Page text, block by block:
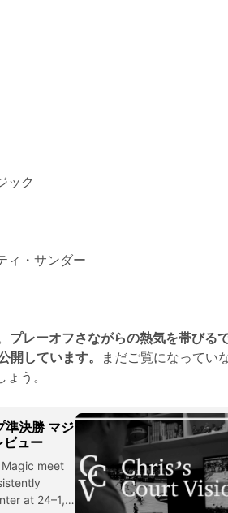
ック
ィ・サンダー
プレーオフさながらの熱気を帯びる
開しています。
まだご覧になってい
う。
決勝 マジ
ビュー
meet
at 24–1,